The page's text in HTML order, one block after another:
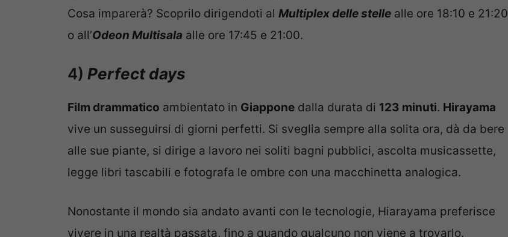
Cosa imparerà? Scoprilo dirigendoti al Multiplex delle stelle alle ore 18:10 e 21:20
o all’Odeon Multisala alle ore 17:45 e 21:00.
4) Perfect days
Film drammatico ambientato in Giappone dalla durata di 123 minuti. Hirayama
vive un susseguirsi di giorni perfetti. Si sveglia sempre alla solita ora, dà da bere
alle sue piante, si dirige a lavoro nei soliti bagni pubblici, ascolta musicassette,
legge libri tascabili e fotografa le ombre con una macchinetta analogica.
Nonostante il mondo sia andato avanti con le tecnologie, Hiarayama preferisce
vivere in una realtà passata, fino a quando qualcuno non viene a trovarlo.